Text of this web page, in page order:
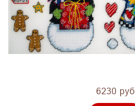
6230 руб